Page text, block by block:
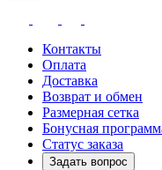
Контакты
Оплата
Доставка
Возврат и обмен
Размерная сетка
Бонусная
Статус заказа
Задать вопрос